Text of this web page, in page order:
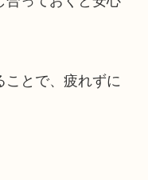
ことで、疲れずに